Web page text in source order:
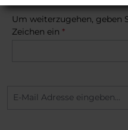
Um weiterzugehen, geben
Zeichen ein *